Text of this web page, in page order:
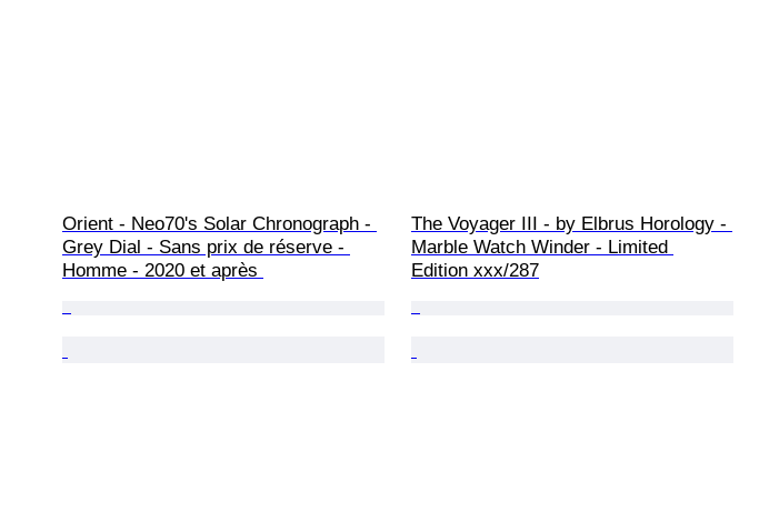
Orient - Neo70's Solar Chronograph -
Grey Dial - Sans prix de réserve -
Homme - 2020 et après
The Voyager III - by Elbrus Horology -
Marble Watch Winder - Limited
Edition xxx/287